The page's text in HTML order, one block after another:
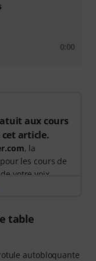
0:00
aux cours
article.
, la
les cours de
votre voix.
de 90
cours
des artistes tels
table
autobloquante